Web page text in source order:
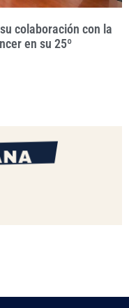
colaboración con la
en su 25º